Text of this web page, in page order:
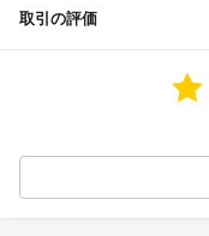
取引の評価